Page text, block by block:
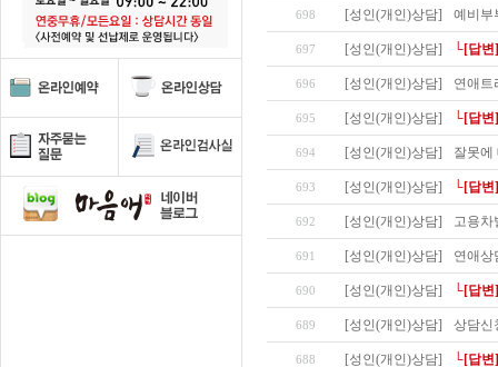
698 [성인(개인)상담] 예비부
697 [성인(개인)상담] └[답변]
696 [성인(개인)상담] 연애트
695 [성인(개인)상담] └[답변]
694 [성인(개인)상담] 잘못에
693 [성인(개인)상담] └[답변]
692 [성인(개인)상담] 고용차
691 [성인(개인)상담] 연애상
690 [성인(개인)상담] └[답변]
689 [성인(개인)상담] 상담신
688 [성인(개인)상담] └[답변]